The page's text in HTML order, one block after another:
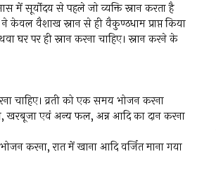
में सूर्योदय से पहले जो व्यक्ति स्नान करता है
केवल वैशाख स्नान से ही वैकुण्ठधाम प्राप्त किया
घर पर ही स्नान करना चाहिए। स्नान करने के
चाहिए। व्रती को एक समय भोजन करना
खरबूजा एवं अन्य फल, अन्न आदि का दान करना
करना, रात में खाना आदि वर्जित माना गया